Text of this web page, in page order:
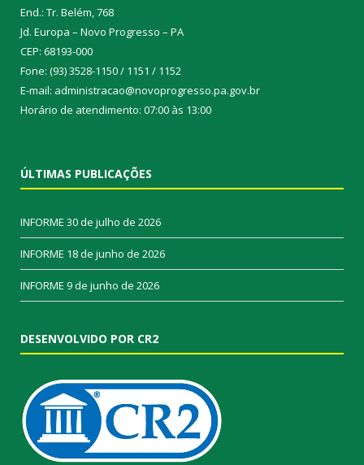
End.: Tr. Belém, 768
Jd. Europa – Novo Progresso – PA
CEP: 68193-000
Fone: (93) 3528-1150 / 1151 / 1152
E-mail: administracao@novoprogresso.pa.gov.br
Horário de atendimento: 07:00 às 13:00
ÚLTIMAS PUBLICAÇÕES
INFORME 30 de julho de 2026
INFORME 18 de junho de 2026
INFORME 9 de junho de 2026
DESENVOLVIDO POR CR2